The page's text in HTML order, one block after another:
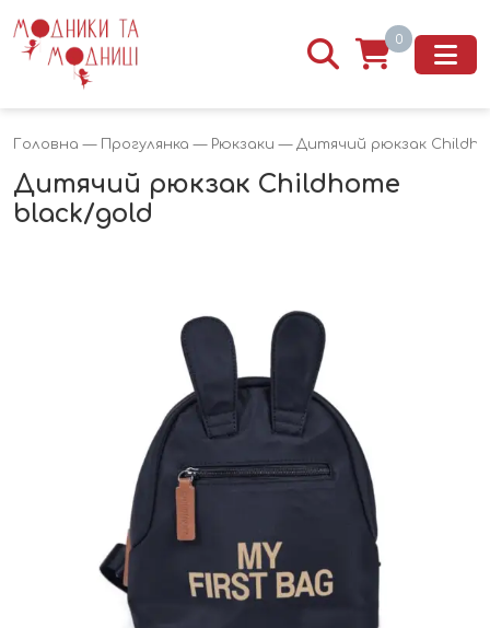
0
Головна — Прогулянка — Рюкзаки — Дитячий рюкзак
Дитячий рюкзак Childhome
black/gold